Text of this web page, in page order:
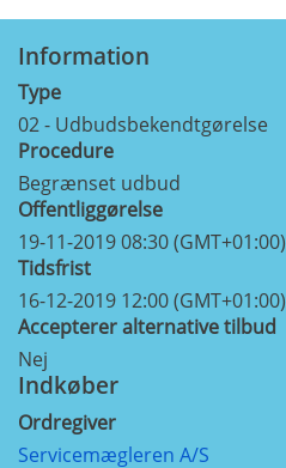
Information
Type
02 - Udbudsbekendtgørelse
Procedure
Begrænset udbud
Offentliggørelse
19-11-2019 08:30 (GMT+01:00)
Tidsfrist
16-12-2019 12:00 (GMT+01:00)
Accepterer alternative tilbud
Nej
Indkøber
Ordregiver
Servicemægleren A/S